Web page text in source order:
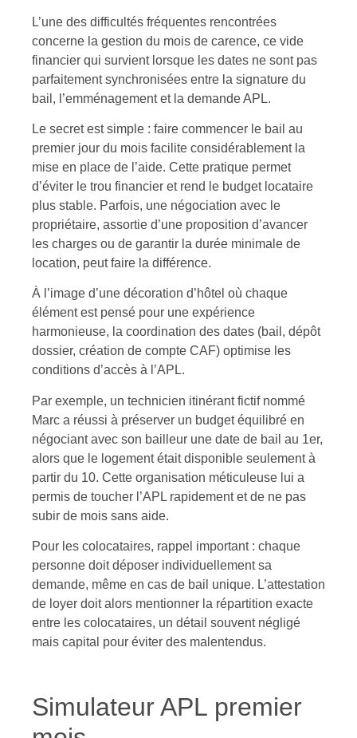
L’une des difficultés fréquentes rencontrées
concerne la gestion du mois de carence, ce vide
financier qui survient lorsque les dates ne sont pas
parfaitement synchronisées entre la signature du
bail, l’emménagement et la demande APL.
Le secret est simple : faire commencer le bail au
premier jour du mois facilite considérablement la
mise en place de l’aide. Cette pratique permet
d’éviter le trou financier et rend le budget locataire
plus stable. Parfois, une négociation avec le
propriétaire, assortie d’une proposition d’avancer
les charges ou de garantir la durée minimale de
location, peut faire la différence.
À l’image d’une décoration d’hôtel où chaque
élément est pensé pour une expérience
harmonieuse, la coordination des dates (bail, dépôt
dossier, création de compte CAF) optimise les
conditions d’accès à l’APL.
Par exemple, un technicien itinérant fictif nommé
Marc a réussi à préserver un budget équilibré en
négociant avec son bailleur une date de bail au 1er,
alors que le logement était disponible seulement à
partir du 10. Cette organisation méticuleuse lui a
permis de toucher l’APL rapidement et de ne pas
subir de mois sans aide.
Pour les colocataires, rappel important : chaque
personne doit déposer individuellement sa
demande, même en cas de bail unique. L’attestation
de loyer doit alors mentionner la répartition exacte
entre les colocataires, un détail souvent négligé
mais capital pour éviter des malentendus.
Simulateur APL premier